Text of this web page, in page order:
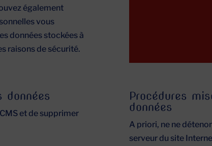
également
vous
données stockées à
raisons de sécurité.
données
et de supprimer
Procédures
données
A priori, ne ne
serveur du site